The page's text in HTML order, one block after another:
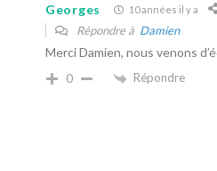
Georges 10 années il y a
Répondre à Damien
Merci Damien, nous venons
0 Répondre